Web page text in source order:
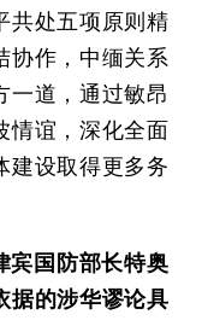
共处五项原则精
协作，中缅关系
一道，通过敏昂
情谊，深化全面
建设取得更多务
宾国防部长特奥
据的涉华谬论具